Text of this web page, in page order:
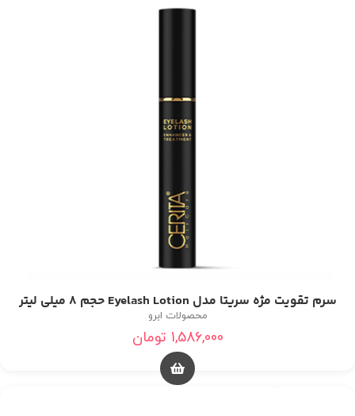
سرم تقویت مژه سریتا مدل Eyelash Lotion حجم 8 میلی لیتر
محصولات ابرو
1,586,000 تومان